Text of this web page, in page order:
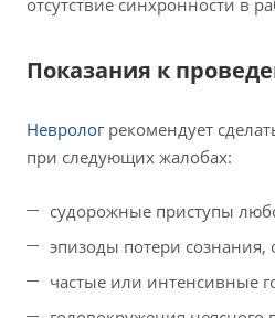
отсутствие синхронности в
Показания к
Неврологрекомендует
при следующих жалобах:
судорожные приступы
эпизоды потери сознания,
частые или интенсивные